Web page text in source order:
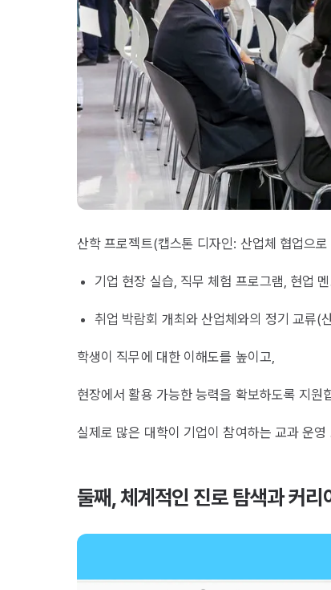
산학 프로젝트(캡스톤 디자인: 산업체 협업으
기업 현장 실습, 직무 체험 프로그램, 현업
취업 박람회 개최와 산업체와의 정기 교류(
학생이 직무에 대한 이해도를 높이고,
현장에서 활용 가능한 능력을 확보하도록 지원
실제로 많은 대학이 기업이 참여하는 교과 운
둘째, 체계적인 진로 탐색과 커리